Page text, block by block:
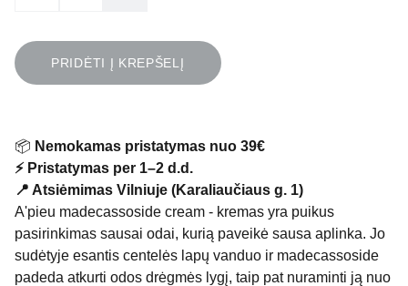
PRIDĖTI Į KREPŠELĮ
📦 Nemokamas pristatymas nuo 39€
⚡ Pristatymas per 1–2 d.d.
📍 Atsiėmimas Vilniuje (Karaliaučiaus g. 1)
A'pieu madecassoside cream - kremas yra puikus
pasirinkimas sausai odai, kurią paveikė sausa aplinka. Jo
sudėtyje esantis centelės lapų vanduo ir madecassoside
padeda atkurti odos drėgmės lygį, taip pat nuraminti ją nuo